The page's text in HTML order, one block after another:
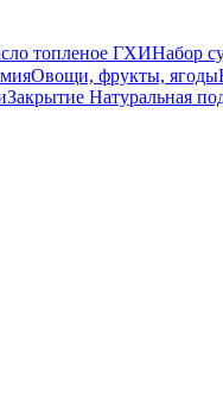
топленое ГХИНабор
Овощи, фрукты, ягоды
Закрытие Натуральная